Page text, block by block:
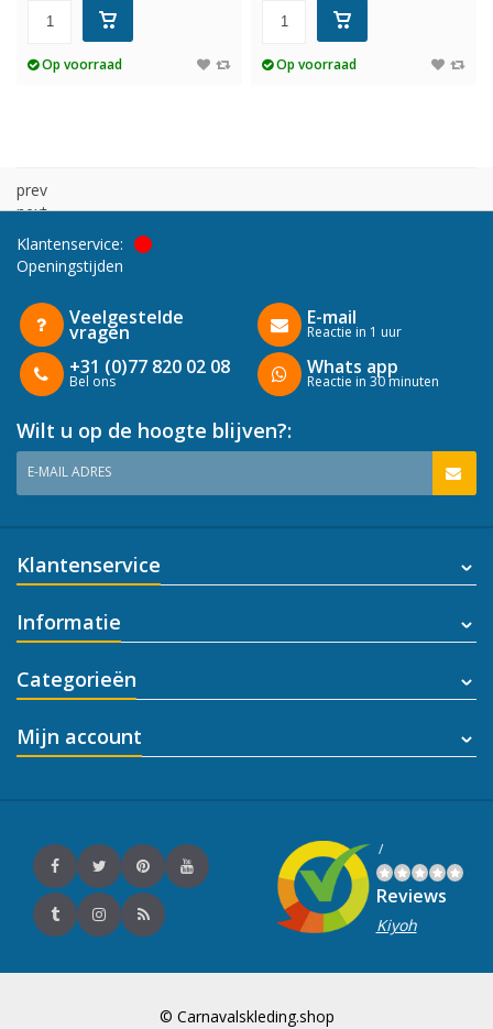
Op voorraad Op voorraad
prev
next
Klantenservice:
Openingstijden
Veelgestelde
vragen
+31 (0)77 820 02 08
Bel ons
E-mail
Reactie in 1 uur
Whats app
Reactie in 30 minuten
Wilt u op de hoogte blijven?:
E-MAIL ADRES
Klantenservice
Informatie
Categorieën
Mijn account
/
Reviews
Kiyoh
© Carnavalskleding.shop